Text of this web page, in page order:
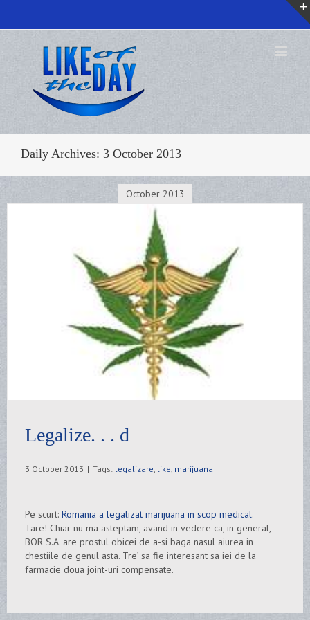
Daily Archives: 3 October 2013
October 2013
Legalize. . . d
3 October 2013 | Tags: legalizare like marijuana
Pe scurt: Romania a legalizat marijuana in scop medical.
Tare! Chiar nu ma asteptam, avand in vedere ca, in general,
BOR S.A. are prostul obicei de a-si baga nasul aiurea in
chestiile de genul asta. Tre’ sa fie interesant sa iei de la
farmacie doua joint-uri compensate.